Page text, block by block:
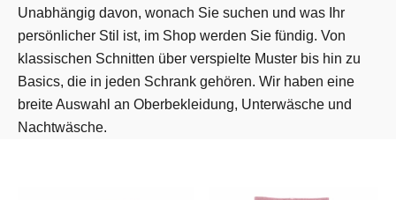
Unabhängig davon, wonach Sie suchen und was Ihr
persönlicher Stil ist, im Shop werden Sie fündig. Von
klassischen Schnitten über verspielte Muster bis hin zu
Basics, die in jeden Schrank gehören. Wir haben eine
breite Auswahl an Oberbekleidung, Unterwäsche und
Nachtwäsche.